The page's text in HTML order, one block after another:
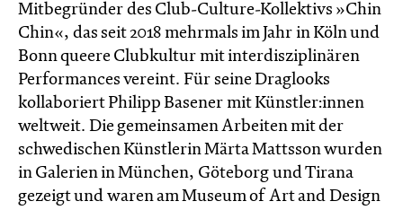
Mitbegründer des Club-Culture-Kollektivs »Chin
Chin«, das seit 2018 mehrmals im Jahr in Köln und
Bonn queere Clubkultur mit interdisziplinären
Performances vereint. Für seine Draglooks
kollaboriert Philipp Basener mit Künstler:innen
weltweit. Die gemeinsamen Arbeiten mit der
schwedischen Künstlerin Märta Mattsson wurden
in Galerien in München, Göteborg und Tirana
gezeigt und waren am Museum of Art and Design